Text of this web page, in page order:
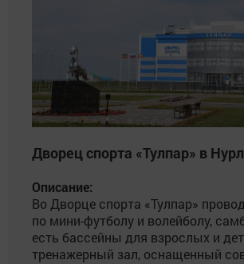
Дворец спорта «Тулпар» в
Описание:
Во Дворце спорта «Тулпар»
по мини-футболу и волейболу,
есть бассейны для взрослых и
тренажерный зал, оснащенный